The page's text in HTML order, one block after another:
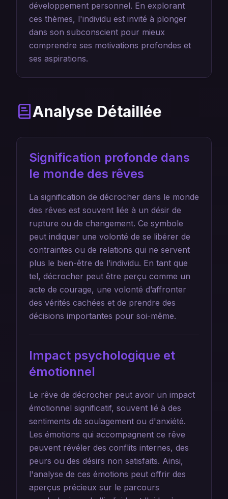
développement personnel. En explorant
ces thèmes, l'individu est invité à plonger
dans son subconscient pour mieux
comprendre ses motivations profondes et
ses aspirations.
Analyse Détaillée
Signification profonde dans
le monde des rêves
La signification de décrocher dans le monde
des rêves est souvent liée à un désir de
rupture ou de changement. Ce symbole
peut indiquer une volonté de se libérer de
contraintes ou de relations qui ne servent
plus le bien-être de l’individu. En tant que
tel, décrocher peut être perçu comme un
acte de courage, une volonté d’affronter
des vérités cachées et de prendre des
décisions importantes pour soi-même.
Impact psychologique et
émotionnel
Le rêve de décrocher peut avoir un impact
émotionnel significatif, souvent lié à des
sentiments de soulagement ou d'anxiété.
Les émotions qui accompagnent ce rêve
peuvent révéler des conflits internes, des
peurs ou des désirs non satisfaits. Ainsi,
l'analyse de ces émotions peut offrir des
aperçus précieux sur le parcours